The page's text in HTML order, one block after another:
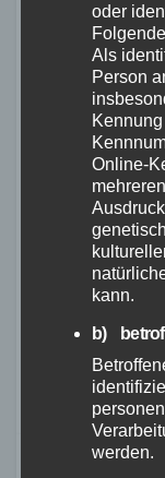
und-ihre-
https://
rlp.de/
welt/
(PM
Schwerer
auf B 49
oder
Als
Person
Online-
kann.
b)
werden.